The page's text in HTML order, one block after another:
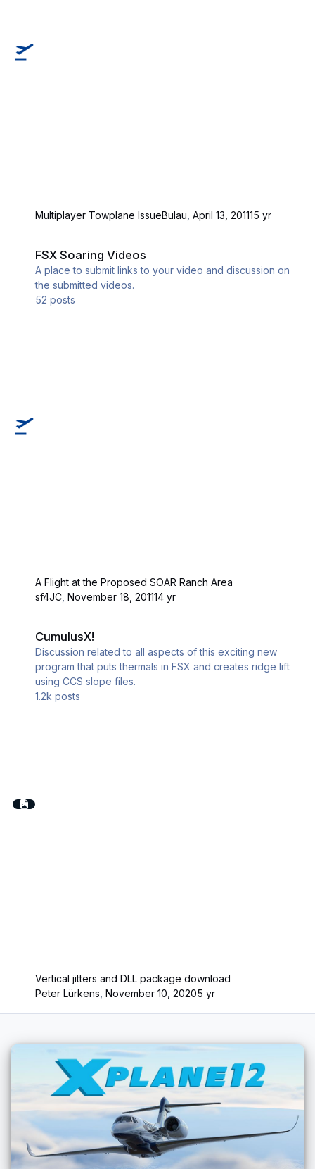
Multiplayer Towplane IssueBulau ,April 13, 201115 yr
FSX Soaring Videos
A place to submit links to your video and discussion on
the submitted videos.
52 posts
A Flight at the Proposed SOAR Ranch Area
sf4JC ,November 18, 201114 yr
CumulusX!
Discussion related to all aspects of this exciting new
program that puts thermals in FSX and creates ridge lift
using CCS slope files.
1.2k posts
Vertical jitters and DLL package download
Peter Lürkens ,November 10, 20205 yr